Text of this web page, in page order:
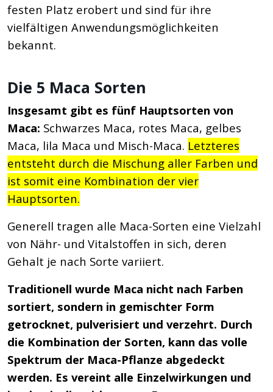
festen Platz erobert und sind für ihre
vielfältigen Anwendungsmöglichkeiten
bekannt.
Die 5 Maca Sorten
Insgesamt gibt es fünf Hauptsorten von
Maca: Schwarzes Maca, rotes Maca, gelbes
Maca, lila Maca und Misch-Maca. Letzteres
entsteht durch die Mischung aller Farben und
ist somit eine Kombination der vier
Hauptsorten.
Generell tragen alle Maca-Sorten eine Vielzahl
von Nähr- und Vitalstoffen in sich, deren
Gehalt je nach Sorte variiert.
Traditionell wurde Maca nicht nach Farben
sortiert, sondern in gemischter Form
getrocknet, pulverisiert und verzehrt. Durch
die Kombination der Sorten, kann das volle
Spektrum der Maca-Pflanze abgedeckt
werden. Es vereint alle Einzelwirkungen und